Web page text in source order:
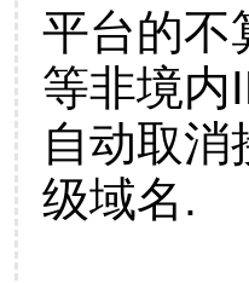
平台的不
等非境内
自动取
级域名.